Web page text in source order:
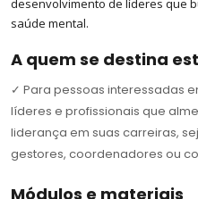
desenvolvimento de líderes que
saúde mental.
A quem se destina
✓ Para pessoas interessadas
líderes e profissionais que
liderança em suas carreiras,
gestores, coordenadores ou
Módulos e materiais